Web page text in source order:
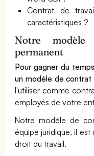
Contrat de
caractéristiques ?
Notre
permanent
Pour gagner du
un modèle de
l'utiliser comme
employés de votre
Notre modèle de
équipe juridique, il
droit du travail.